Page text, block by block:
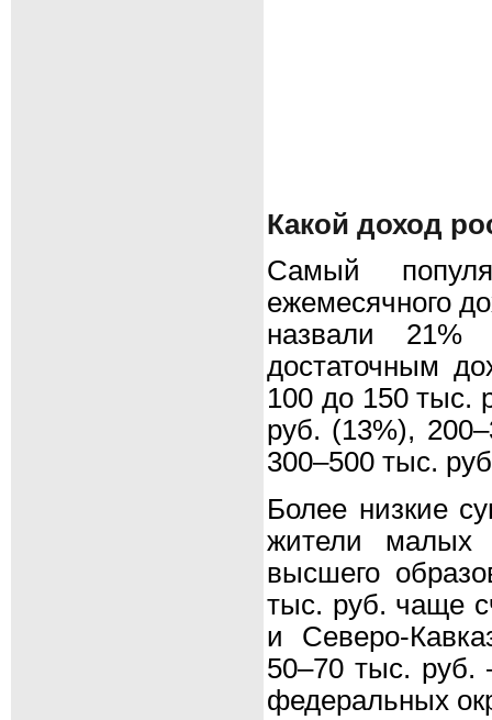
Какой доход
Самый
ежемесячного
назвали 21%
достаточным
100 до 150 тыс.
руб. (13%),
300–500 тыс.
Более низкие
жители малых
высшего
тыс. руб. чаще
и Северо-
50–70 тыс. руб.
федеральных